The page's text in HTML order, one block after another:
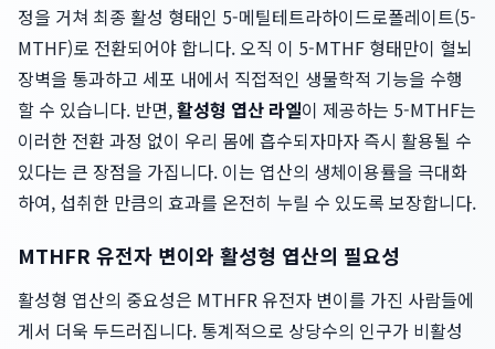
정을 거쳐 최종 활성 형태인 5-메틸테트라하이드로폴레이트(5-
MTHF)로 전환되어야 합니다. 오직 이 5-MTHF 형태만이 혈뇌
장벽을 통과하고 세포 내에서 직접적인 생물학적 기능을 수행
할 수 있습니다. 반면,활성형 엽산 라엘이 제공하는 5-MTHF는
이러한 전환 과정 없이 우리 몸에 흡수되자마자 즉시 활용될 수
있다는 큰 장점을 가집니다. 이는 엽산의 생체이용률을 극대화
하여, 섭취한 만큼의 효과를 온전히 누릴 수 있도록 보장합니다.
MTHFR 유전자 변이와 활성형 엽산의 필요성
활성형 엽산의 중요성은 MTHFR 유전자 변이를 가진 사람들에
게서 더욱 두드러집니다. 통계적으로 상당수의 인구가 비활성